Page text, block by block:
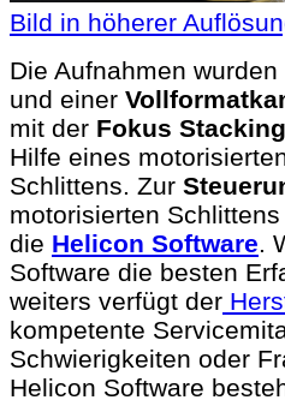
Bild in höherer
Die Aufnahmen
und einer
mit der Fokus
Hilfe eines
Schlittens. Zur
motorisierten
die Helicon Software.
Software die besten
weiters verfügt der
kompetente
Schwierigkeiten oder
Helicon Software